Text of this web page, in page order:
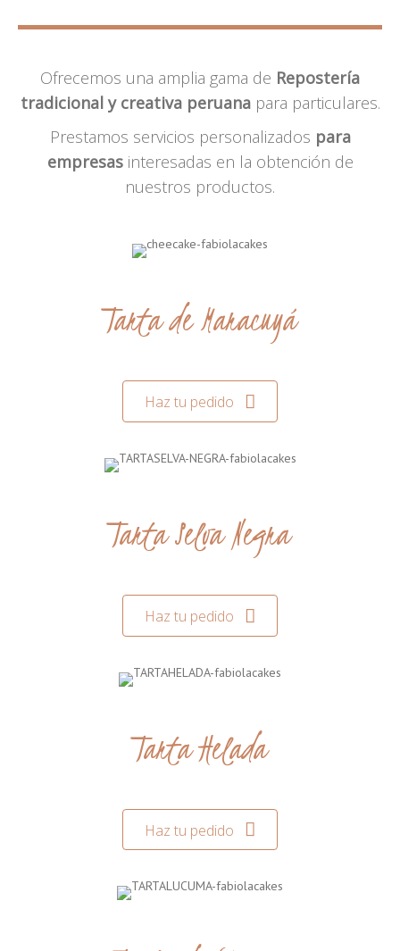
Ofrecemos una amplia gama de Repostería
tradicional y creativa peruanapara particulares.
Prestamos servicios personalizados para
empresasinteresadas en la obtención de
nuestros productos.
Tarta de Maracuyá
Haz tu pedido
Tarta Selva Negra
Haz tu pedido
Tarta Helada
Haz tu pedido